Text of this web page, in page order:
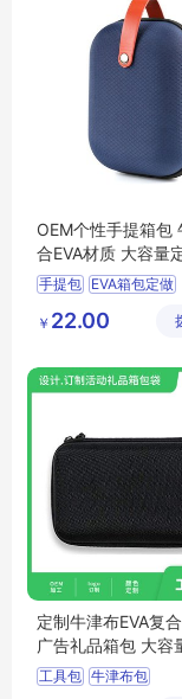
OEM个性手提箱包
合EVA材质 大容量
60922052662
手提包 EVA箱包定做
￥ 22.00
定制牛津布EVA复
广告礼品箱包 大容
款设计
工具包 牛津布包